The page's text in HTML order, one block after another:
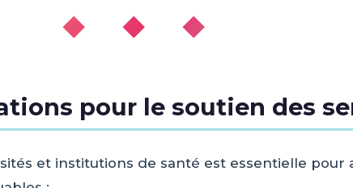
◆ ◆ ◆
pour le soutien des
et institutions de santé est essentielle pour